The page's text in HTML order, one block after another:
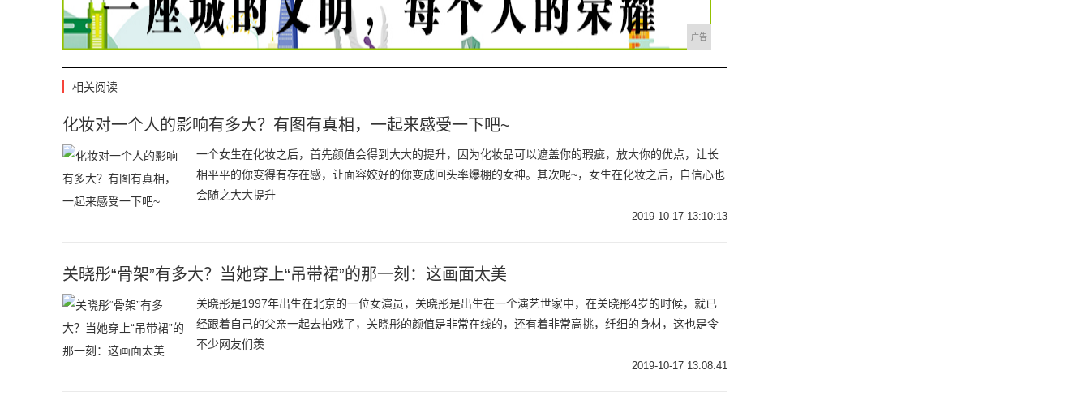
广告
相关阅读
化妆对一个人的影响有多大？有图有真相，一起来感受一下吧~
一个女生在化妆之后，首先颜值会得到大大的提升，因为化妆品可以遮盖你的瑕疵，放大你的优点，让长
相平平的你变得有存在感，让面容姣好的你变成回头率爆棚的女神。其次呢~，女生在化妆之后，自信心也
会随之大大提升
2019-10-17 13:10:13
关晓彤“骨架”有多大？当她穿上“吊带裙”的那一刻：这画面太美
关晓彤是1997年出生在北京的一位女演员，关晓彤是出生在一个演艺世家中，在关晓彤4岁的时候，就已
经跟着自己的父亲一起去拍戏了，关晓彤的颜值是非常在线的，还有着非常高挑，纤细的身材，这也是令
不少网友们羡
2019-10-17 13:08:41